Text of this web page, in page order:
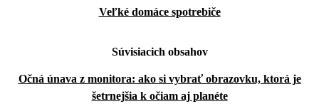
Veľké domáce spotrebiče
Súvisiacich obsahov
Očná únava z monitora: ako si vybrať obrazovku, ktorá je
šetrnejšia k očiam aj planéte